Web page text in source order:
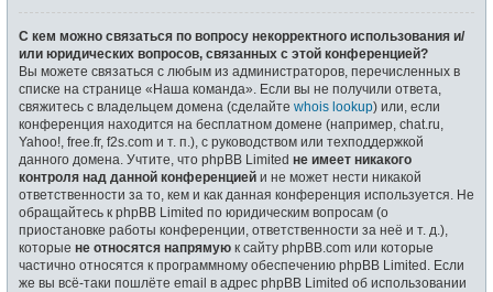
С кем можно связаться по вопросу некорректного использования и/
или юридических вопросов, связанных с этой конференцией?
Вы можете связаться с любым из администраторов, перечисленных в
списке на странице «Наша команда». Если вы не получили ответа,
свяжитесь с владельцем домена (сделайте whois lookup) или, если
конференция находится на бесплатном домене (например, chat.ru,
Yahoo!, free.fr, f2s.com и т. п.), с руководством или техподдержкой
данного домена. Учтите, что phpBB Limited не имеет никакого
контроля над данной конференцией и не может нести никакой
ответственности за то, кем и как данная конференция используется. Не
обращайтесь к phpBB Limited по юридическим вопросам (о
приостановке работы конференции, ответственности за неё и т. д.),
которые не относятся напрямую к сайту phpBB.com или которые
частично относятся к программному обеспечению phpBB Limited. Если
же вы всё-таки пошлёте email в адрес phpBB Limited об использовании